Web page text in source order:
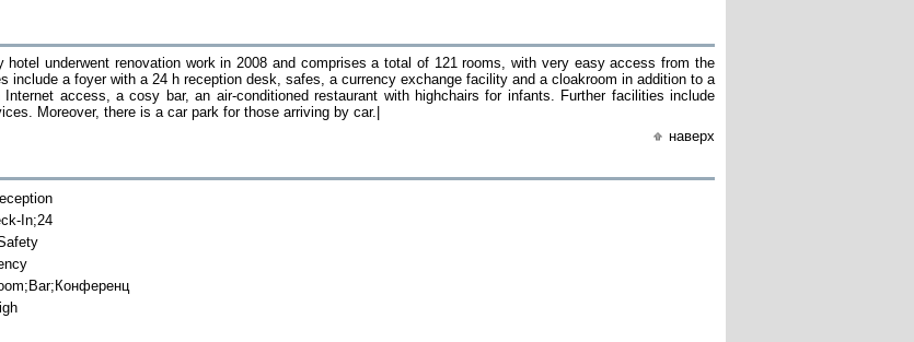
hotel underwent renovation work in 2008 and comprises a total of 121 rooms, with very easy access from the
include a foyer with a 24 h reception desk, safes, a currency exchange facility and a cloakroom in addition to a
Internet access, a cosy bar, an air-conditioned restaurant with highchairs for infants. Further facilities include
Moreover, there is a car park for those arriving by car.|
наверх
In;24